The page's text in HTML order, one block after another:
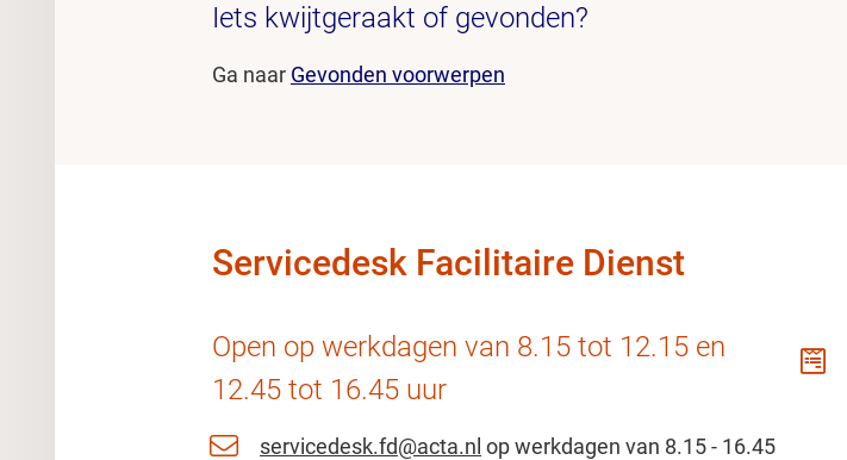
Iets kwijtgeraakt of gevonden?
Ga naar Gevonden voorwerpen
Servicedesk Facilitaire Dienst
Open op werkdagen van 8.15 tot 12.15 en
12.45 tot 16.45 uur
servicedesk.fd@acta.nl op werkdagen van 8.15 - 16.45